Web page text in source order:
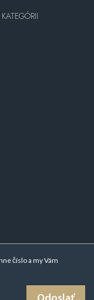
číslo a my Vám